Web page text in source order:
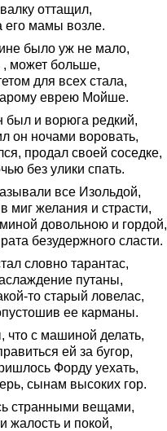
оттащил,
его мамы возле.
было уж не мало,
, может больше,
для всех стала,
еврею Мойше.
был и ворюга редкий,
он ночами воровать,
продал своей соседке,
без улики спать.
все Изольдой,
миг желания и страсти,
довольною и гордой,
безудержного сласти.
словно тарантас,
путаны,
то старый ловелас,
ее карманы.
с машиной делать,
ей за бугор,
Форду уехать,
сынам высоких гор.
странными вещами,
жалость и покой,